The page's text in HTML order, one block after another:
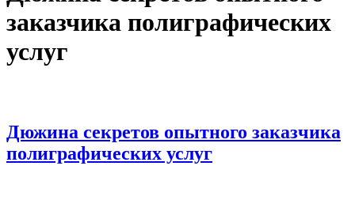
заказчика полиграфических
услуг
Дюжина секретов опытного заказчика
полиграфических услуг